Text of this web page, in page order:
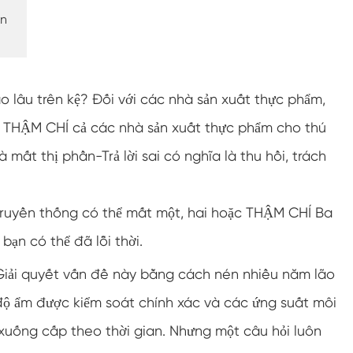
Buồng môi trường lạnh
Tủ khí hậu không đổi
Thiết bị kiểm tra nước bắn và sốc nhiệt độ
Buồng chạy bằng pin chống cháy nổ
Máy rung nhiệt độ
Buồng đông lạnh công nghiệp
lâu trên kệ? Đối với các nhà sản xuất thực phẩm,
CHÍ cả các nhà sản xuất thực phẩm cho thú
mất thị phần-Trả lời sai có nghĩa là thu hồi, trách
thống có thể mất một, hai hoặc THẬM CHÍ Ba
có thể đã lỗi thời.
quyết vấn đề này bằng cách nén nhiều năm lão
ẩm được kiểm soát chính xác và các ứng suất môi
cấp theo thời gian. Nhưng một câu hỏi luôn